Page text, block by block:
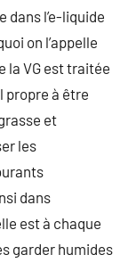
dans l’e-liquide
on l’appelle
la VG est traitée
propre à être
et
les
dans
est à chaque
garder humides